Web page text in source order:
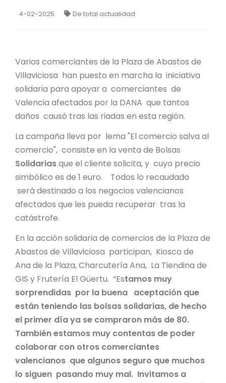
4-02-2025 De total actualidad
Varios comerciantes de la Plaza de Abastos de
Villaviciosa han puesto en marcha la iniciativa
solidaria para apoyar a comerciantes de
Valencia afectados por la DANA que tantos
daños causó tras las riadas en esta región.
La campaña lleva por lema "El comercio salva al
comercio", consiste en la venta de Bolsas
Solidariasque el cliente solicita, y cuyo precio
simbólico es de 1 euro. Todos lo recaudado
será destinado a los negocios valencianos
afectados que les pueda recuperar tras la
catástrofe.
En la acción solidaria de comercios de la Plaza de
Abastos de Villaviciosa participan, Kiosco de
Ana de la Plaza, Charcutería Ana, La Tiendina de
GIS y Frutería El Güertu. “Estamos muy
sorprendidas por la buena aceptación que
están teniendo las bolsas solidarias, de hecho
el primer día ya se compraron más de 80.
También estamos muy contentas de poder
colaborar con otros comerciantes
valencianos que algunos seguro que muchos
lo siguen pasando muy mal. Invitamos a